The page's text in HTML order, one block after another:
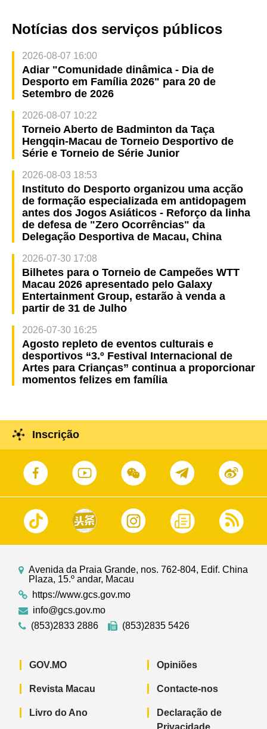
Notícias dos serviços públicos
2026-08-07 16:00
Adiar "Comunidade dinâmica - Dia de
Desporto em Família 2026" para 20 de
Setembro de 2026
2026-08-07 10:22
Torneio Aberto de Badminton da Taça
Hengqin-Macau de Torneio Desportivo de
Série e Torneio de Série Junior
2026-08-03 18:53
Instituto do Desporto organizou uma acção
de formação especializada em antidopagem
antes dos Jogos Asiáticos - Reforço da linha
de defesa de "Zero Ocorrências" da
Delegação Desportiva de Macau, China
2026-07-30 17:08
Bilhetes para o Torneio de Campeões WTT
Macau 2026 apresentado pelo Galaxy
Entertainment Group, estarão à venda a
partir de 31 de Julho
2026-07-30 16:25
Agosto repleto de eventos culturais e
desportivos “3.º Festival Internacional de
Artes para Crianças” continua a proporcionar
momentos felizes em família
Inscrição
Avenida da Praia Grande, nos. 762-804, Edif. China
Plaza, 15.º andar, Macau
https://www.gcs.gov.mo
info@gcs.gov.mo
(853)2833 2886
(853)2835 5426
GOV.MO
Revista Macau
Livro do Ano
Opiniões
Contacte-nos
Declaração de
Privacidade